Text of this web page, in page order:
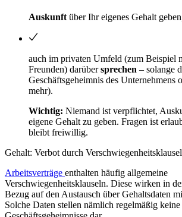
Auskunft über Ihr eigenes Gehalt
auch im privaten Umfeld (zum Beispiel
Freunden) darübersprechen – solange
Geschäftsgeheimnis des Unternehmens
mehr).
Wichtig: Niemand ist verpflichtet,
eigene Gehalt zu geben. Fragen ist
bleibt freiwillig.
Gehalt: Verbot durch
Arbeitsverträge enthalten häufig allgemeine
Verschwiegenheitsklauseln. Diese wirken in
Bezug auf den Austausch über Gehaltsdaten
Solche Daten stellen nämlich regelmäßig